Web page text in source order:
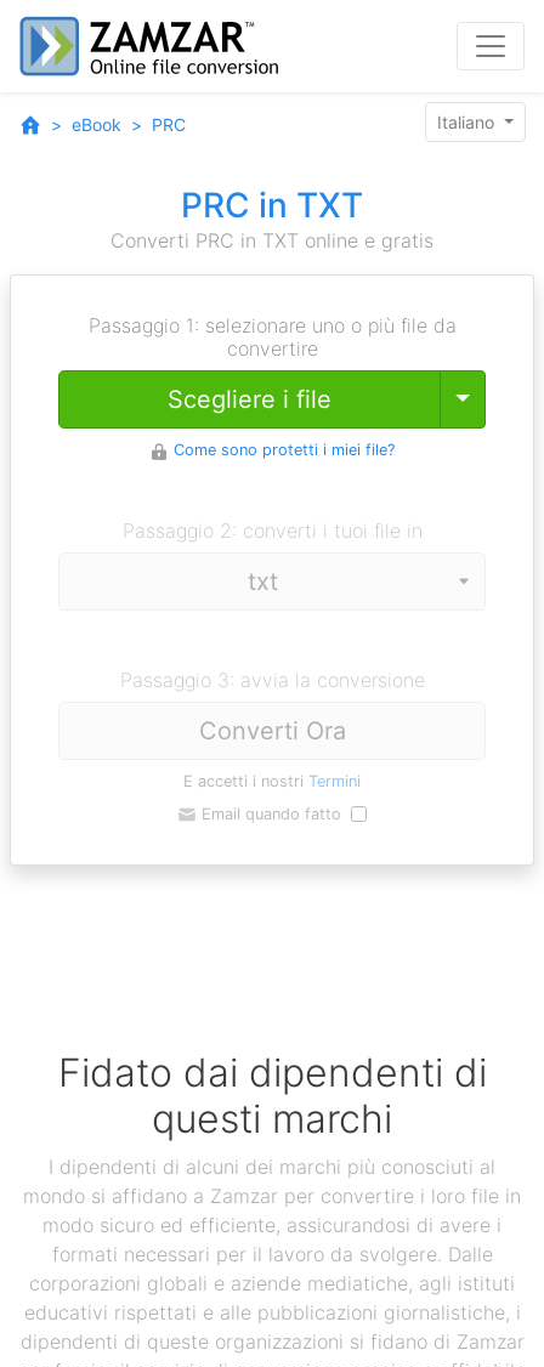
eBook PRC Italiano
PRC in TXT
Converti PRC in TXT online e gratis
Passaggio 1: selezionare uno o più file da
convertire
Scegliere i file Toggle
Come sono protetti i miei file?
Passaggio 2: converti i tuoi file in
Passaggio 3: avvia la conversione
Converti Ora
E accetti i nostri Termini
Email quando fatto
Fidato dai dipendenti di
questi marchi
I dipendenti di alcuni dei marchi più conosciuti al
mondo si affidano a Zamzar per convertire i loro file in
modo sicuro ed efficiente, assicurandosi di avere i
formati necessari per il lavoro da svolgere. Dalle
corporazioni globali e aziende mediatiche, agli istituti
educativi rispettati e alle pubblicazioni giornalistiche, i
dipendenti di queste organizzazioni si fidano di Zamzar